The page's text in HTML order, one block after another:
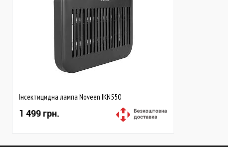
Інсектицидна лампа Noveen IKN550
1 499 грн.